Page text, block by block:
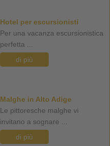
Hotel per escursionisti
Per una vacanza escursionistica
perfetta ...
di più
Malghe in Alto Adige
Le pittoresche malghe vi
invitano a sognare ...
di più